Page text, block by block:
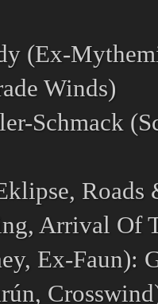
(Ex-
Winds)
Schmack
Arrival Of
Ex-Faun):